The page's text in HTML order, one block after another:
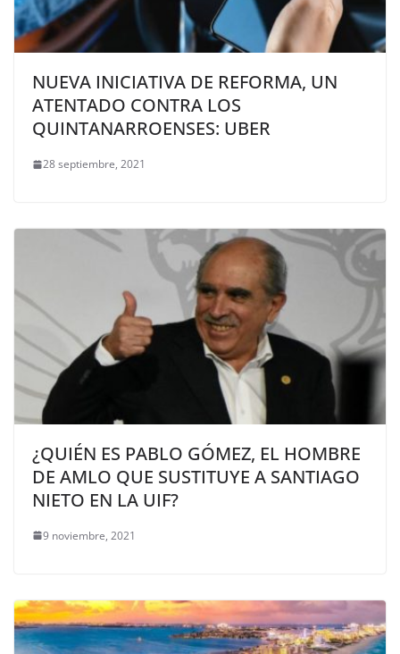
NUEVA INICIATIVA DE REFORMA, UN
ATENTADO CONTRA LOS
QUINTANARROENSES: UBER
28 septiembre, 2021
¿QUIÉN ES PABLO GÓMEZ, EL HOMBRE
DE AMLO QUE SUSTITUYE A SANTIAGO
NIETO EN LA UIF?
9 noviembre, 2021